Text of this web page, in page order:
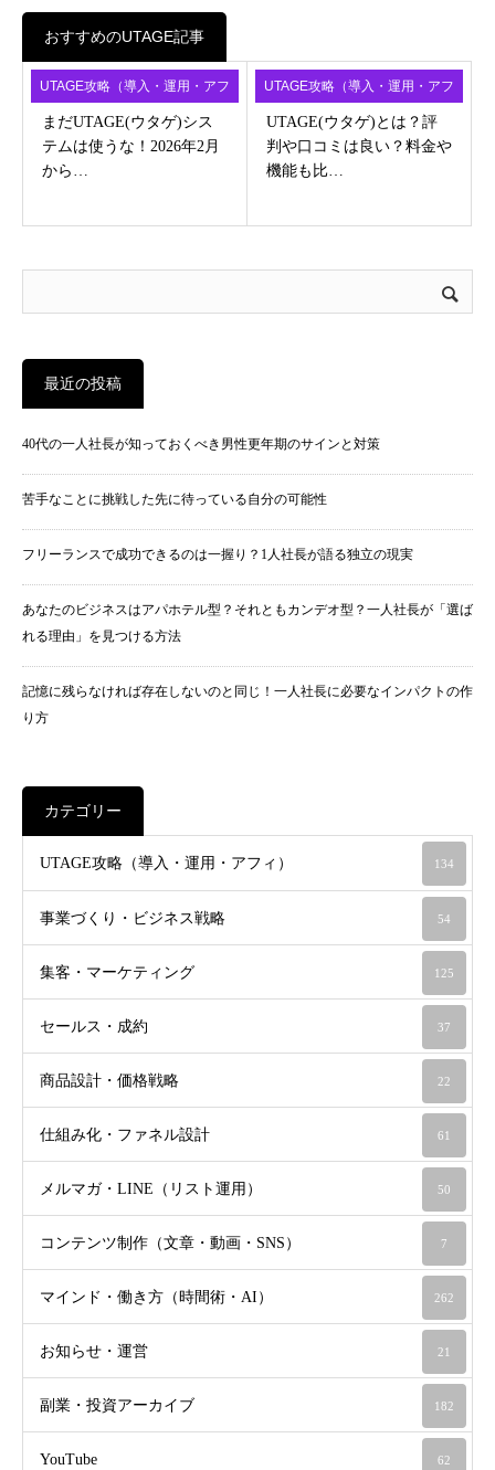
おすすめのUTAGE記事
UTAGE攻略（導入・運用・アフ
ィ）
まだUTAGE(ウタゲ)シス
テムは使うな！2026年2月
から…
UTAGE攻略（導入・運用・アフ
ィ）
UTAGE(ウタゲ)とは？評
判や口コミは良い？料金や
機能も比…
最近の投稿
40代の一人社長が知っておくべき男性更年期のサインと対策
苦手なことに挑戦した先に待っている自分の可能性
フリーランスで成功できるのは一握り？1人社長が語る独立の現実
あなたのビジネスはアパホテル型？それともカンデオ型？一人社長が「選ば
れる理由」を見つける方法
記憶に残らなければ存在しないのと同じ！一人社長に必要なインパクトの作
り方
カテゴリー
UTAGE攻略（導入・運用・アフィ） 134
事業づくり・ビジネス戦略 54
集客・マーケティング 125
セールス・成約 37
商品設計・価格戦略 22
仕組み化・ファネル設計 61
メルマガ・LINE（リスト運用） 50
コンテンツ制作（文章・動画・SNS） 7
マインド・働き方（時間術・AI） 262
お知らせ・運営 21
副業・投資アーカイブ 182
YouTube 62